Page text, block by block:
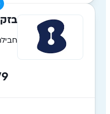
בזק 5000 מגה
חבילת